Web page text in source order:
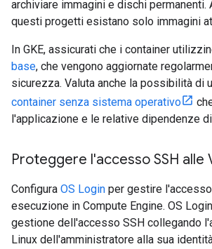
archiviare immagini e dischi permanenti.
questi progetti esistano solo immagini
In GKE, assicurati che i container
base, che vengono aggiornate
sicurezza. Valuta anche la possibilità di
container senza sistema operativo
l'applicazione e le relative dipendenze
Proteggere l'accesso SSH alle
Configura OS Login per gestire
esecuzione in Compute Engine. OS
gestione dell'accesso SSH collegando
Linux dell'amministratore alla sua